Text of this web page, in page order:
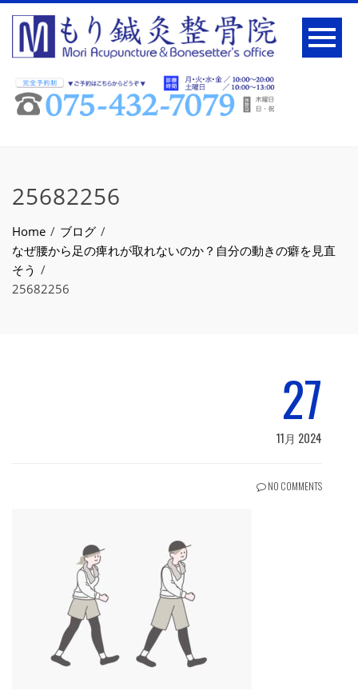
25682256
Home
ブログ
なぜ腰から足の痺れが取れないのか？自分の動きの癖を見直
そう
25682256
27
11月 2024
NO COMMENTS